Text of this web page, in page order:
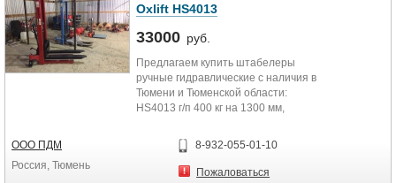
компактный, способный работать
на ограниченных площадях.
Созданный для бесперебойной
износостойкий. Функция подъема
осуществляется ручным и ножным
приводом. Гарантия, запчасти,
сервис по всей РФ. Тел.: 8(800)555-
Oxlift HS4013
33000 руб.
Предлагаем купить штабелеры
ручные гидравлические с наличия в
Тюмени и Тюменской области:
HS4013 г/п 400 кг на 1300 мм,
HS1016 г/п 1000 кг на 1600 мм,
стоимость 43 000 руб.
HS 1516 г/п 1500 ru на 1600 мм,
ООО ПДМ
Россия, Тюмень
8-932-055-01-10
Пожаловаться